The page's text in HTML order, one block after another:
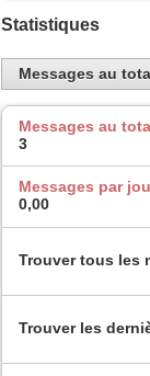
Statistiques
Messages au
Messages au
3
Messages par
0,00
Trouver tous les
Trouver les